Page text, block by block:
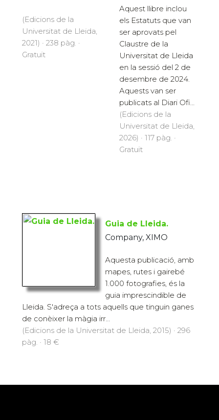
(Edicions de la
Universitat de Lleida,
2021) · 238 pàg. ·
Gratuït
Aquest llibre inclou
els Estatuts que van
ser aprovats pel
Claustre de la
Universitat de Lleida
en la sessió del 2 de
desembre de 2024.
Aquests van ser
publicats al Diari Ofi...
(Edicions de la
Universitat de Lleida,
2026) · 117 pàg. ·
Gratuït
Guia de Lleida.
Company, XIMO
Aquesta publicació, amb
mapes, rutes i gairebé
1.000 fotografies, és la
guia imprescindible de
Lleida. S'adreça a tots aquells que tinguin ganes
de conèixer la màgia irr...
(Edicions de la Universitat de Lleida, 2015) · 296
pàg. · 18 €